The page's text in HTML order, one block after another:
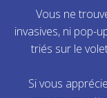
Vous ne
invasives, ni pop-
triés sur le
Si vous